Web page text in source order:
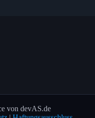
von devAS.de